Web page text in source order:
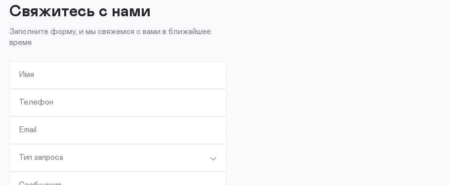
Свяжитесь с нами
Заполните форму, и мы свяжемся с вами в ближайшее
время
Имя
Телефон
Email
Тип запроса